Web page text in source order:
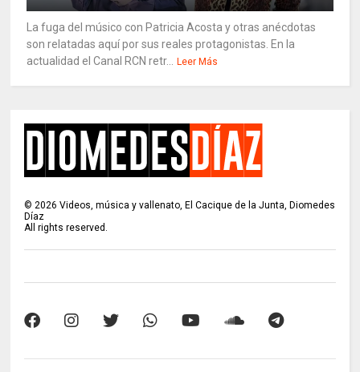
La fuga del músico con Patricia Acosta y otras anécdotas
son relatadas aquí por sus reales protagonistas. En la
actualidad el Canal RCN retr...
Leer Más
©2026 Videos, música y vallenato, El Cacique de la Junta, Diomedes
Díaz
All rights reserved.